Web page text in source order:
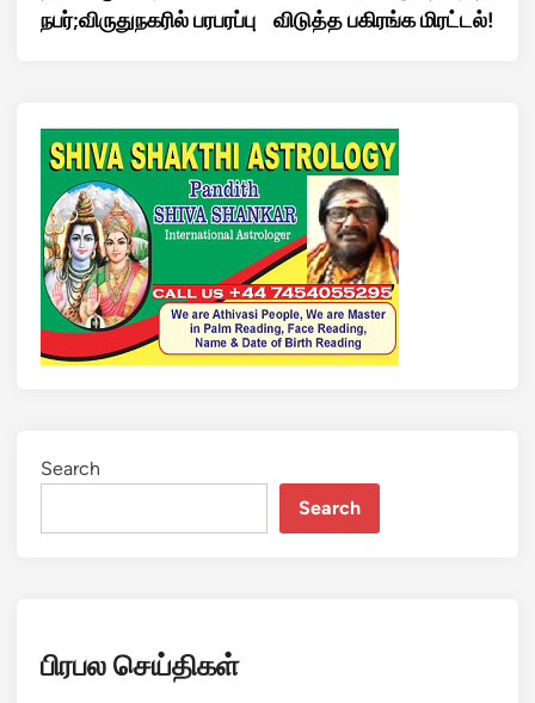
நபர்;விருதுநகரில் பரபரப்பு
விடுத்த பகிரங்க மிரட்டல்!
Search
Search
பிரபல செய்திகள்